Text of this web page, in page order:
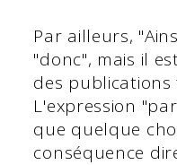
Par ailleurs,
"donc", mais il
des publications
L'expression
que quelque
conséquence